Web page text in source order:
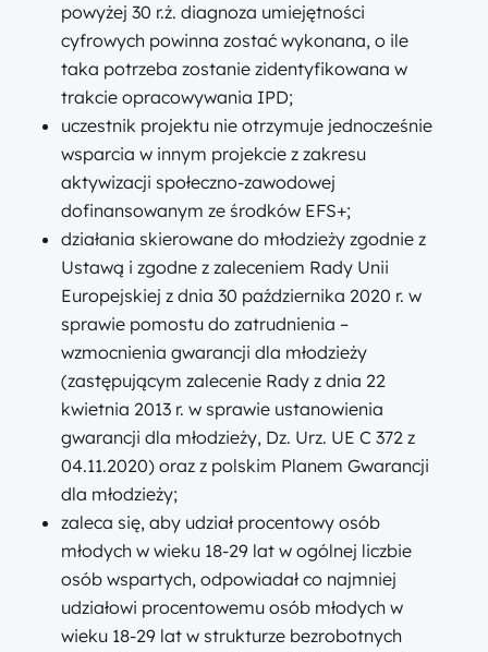
powyżej 30 r.ż. diagnoza umiejętności
cyfrowych powinna zostać wykonana, o ile
taka potrzeba zostanie zidentyfikowana w
trakcie opracowywania IPD;
uczestnik projektu nie otrzymuje jednocześnie
wsparcia w innym projekcie z zakresu
aktywizacji społeczno-zawodowej
dofinansowanym ze środków EFS+;
działania skierowane do młodzieży zgodnie z
Ustawą i zgodne z zaleceniem Rady Unii
Europejskiej z dnia 30 października 2020 r. w
sprawie pomostu do zatrudnienia –
wzmocnienia gwarancji dla młodzieży
(zastępującym zalecenie Rady z dnia 22
kwietnia 2013 r. w sprawie ustanowienia
gwarancji dla młodzieży, Dz. Urz. UE C 372 z
04.11.2020) oraz z polskim Planem Gwarancji
dla młodzieży;
zaleca się, aby udział procentowy osób
młodych w wieku 18-29 lat w ogólnej liczbie
osób wspartych, odpowiadał co najmniej
udziałowi procentowemu osób młodych w
wieku 18-29 lat w strukturze bezrobotnych